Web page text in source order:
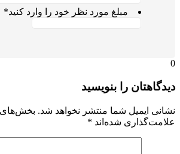
مبلغ مورد نظر خود را وارد کنید*
0
دیدگاهتان را بنویسید
نشانی ایمیل شما منتشر نخواهد شد. بخش‌های
علامت‌گذاری شده‌اند *